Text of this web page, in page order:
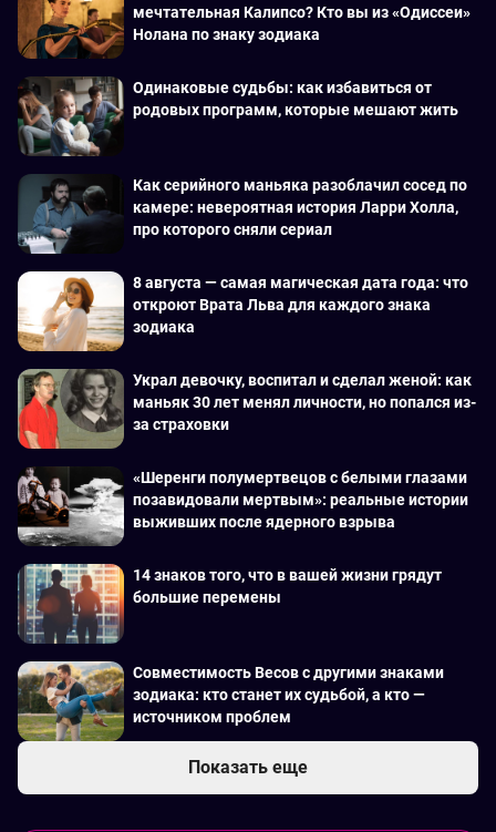
мечтательная Калипсо? Кто вы из «Одиссеи»
Нолана по знаку зодиака
Одинаковые судьбы: как избавиться от
родовых программ, которые мешают жить
Как серийного маньяка разоблачил сосед по
камере: невероятная история Ларри Холла,
про которого сняли сериал
8 августа — самая магическая дата года: что
откроют Врата Льва для каждого знака
зодиака
Украл девочку, воспитал и сделал женой: как
маньяк 30 лет менял личности, но попался из-
за страховки
«Шеренги полумертвецов с белыми глазами
позавидовали мертвым»: реальные истории
выживших после ядерного взрыва
14 знаков того, что в вашей жизни грядут
большие перемены
Совместимость Весов с другими знаками
зодиака: кто станет их судьбой, а кто —
источником проблем
Показать еще